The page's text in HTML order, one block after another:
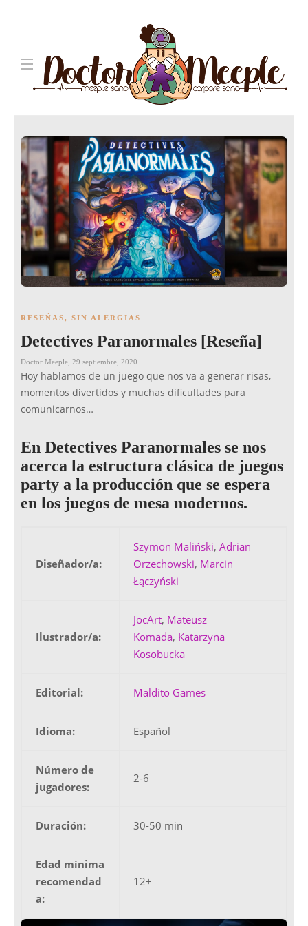
RESEÑAS, SIN ALERGIAS
Detectives Paranormales [Reseña]
Doctor Meeple 29 septiembre, 2020
Hoy hablamos de un juego que nos va a generar risas,
momentos divertidos y muchas dificultades para
comunicarnos…
En Detectives Paranormales se nos
acerca la estructura clásica de juegos
party a la producción que se espera
en los juegos de mesa modernos.
Diseñador/a:
Szymon Maliński, Adrian
Orzechowski, Marcin
Łączyński
Ilustrador/a:
JocArt, Mateusz
Komada, Katarzyna
Kosobucka
Editorial: Maldito Games
Idioma: Español
Número de
jugadores:
2-6
Duración: 30-50 min
Edad mínima
recomendad
a:
12+